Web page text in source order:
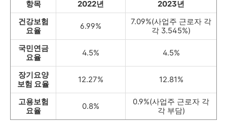
항목 2022년
2023년
건강보험
요율
6.99%
7.09%(사업주 근로자 각
각 3.545%)
국민연금
요율
4.5% 4.5%
장기요양
보험 요율
12.27% 12.81%
고용보험
요율
0.8%
0.9%(사업주 근로자 각
각 부담)